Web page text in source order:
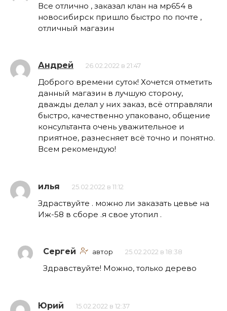
Все отлично , заказал клан на мр654 в
новосибирск пришло быстро по почте ,
отличный магазин
Андрей 26.02.2022 в 21:47
Доброго времени суток! Хочется отметить
данный магазин в лучшую сторону,
дважды делал у них заказ, всё отправляли
быстро, качественно упаковано, общение
консультанта очень уважительное и
приятное, разнесняет всё точно и понятно.
Всем рекомендую!
илья 25.02.2022 в 11:12
Здраствуйте . можно ли заказать цевье на
Иж-58 в сборе .я свое утопил .
Сергей автор 25.02.2022 в 18:38
Здравствуйте! Можно, только дерево
Юрий 15.02.2022 в 12:37